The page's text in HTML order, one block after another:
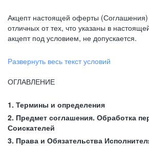
Акцепт настоящей оферты
отличных от тех, что указаны в
акцепт под условием, не допускается.
Развернуть весь текст условий
ОГЛАВЛЕНИЕ
1. Термины и определения
2. Предмет соглашения. Обработка
Соискателей
3. Права и Обязательства